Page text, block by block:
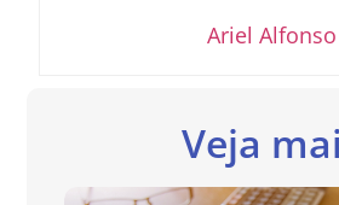
Ariel Alfonso
Veja